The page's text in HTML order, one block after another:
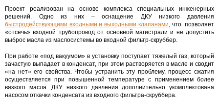
Проект реализован на основе комплекса специальных инженерных
решений. Одно из них – оснащение ДКУ низкого давления
быстродействующими входными и выходными клапанами, что позволяет
«отсечь» входной трубопровод от основной магистрали и не допустить
выброс масла из маслосистемы во входной фильтр-скруббер.
При работе «под вакуумом» в установку поступает тяжелый газ, который
зачастую выпадает в конденсат, при этом растворяется в масле и сводит
«на нет» его свойства. Чтобы устранить эту проблему, процесс сжатия
осуществляется при повышенной температуре с применением более
вязкого масла. ДКУ низкого давления дополнительно укомплектована
насосом откачки конденсата из входного фильтра-скруббера.